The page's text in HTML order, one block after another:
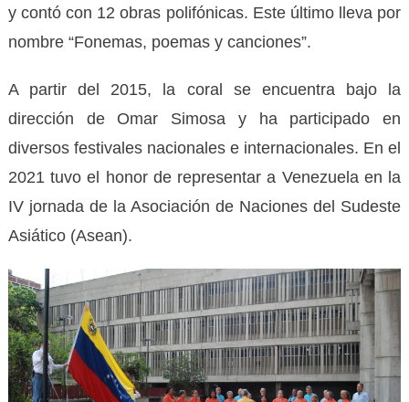
y contó con 12 obras polifónicas. Este último lleva por
nombre “Fonemas, poemas y canciones”.
A partir del 2015, la coral se encuentra bajo la
dirección de Omar Simosa y ha participado en
diversos festivales nacionales e internacionales. En el
2021 tuvo el honor de representar a Venezuela en la
IV jornada de la Asociación de Naciones del Sudeste
Asiático (Asean).